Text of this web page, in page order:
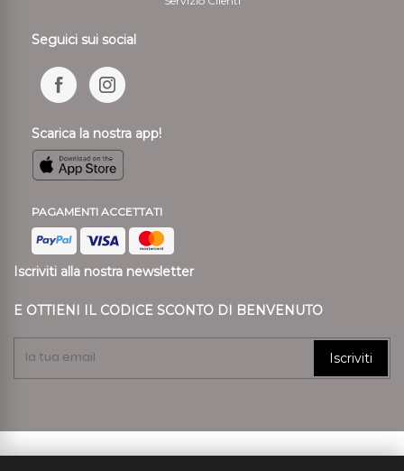
Seguici sui social
Scarica la nostra app!
PAGAMENTI ACCETTATI
Iscriviti alla nostra newsletter
E OTTIENI IL CODICE SCONTO DI BENVENUTO
Iscriviti
© 2024 Ronca Style P.I. 01807890239 REA VR 197557